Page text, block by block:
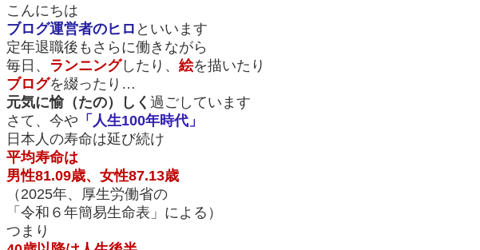
こんにちは
ブログ運営者のヒロ といいます
定年退職後もさらに働きながら
毎日、 ランニングしたり、 絵を描いたり
ブログを綴ったり…
元気に愉（たの）しく 過ごしています
さて、今や 「人生100年時代」
日本人の寿命は延び続け
平均寿命は
男性81.09歳、女性87.13歳
（2025年、厚生労働省の
「令和６年簡易生命表」による）
つまり